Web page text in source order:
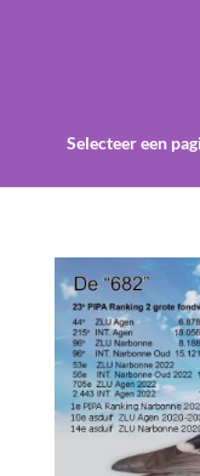
Selecteer een